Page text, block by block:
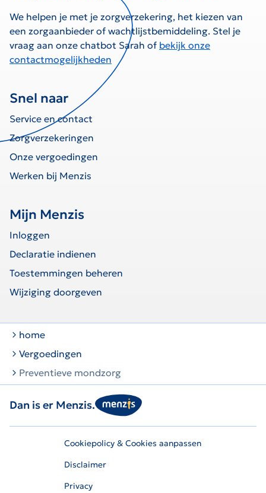
We helpen je met je zorgverzekering, het kiezen van
een zorgaanbieder of wachtlijstbemiddeling. Stel je
vraag aan onze chatbot Sarah of bekijk onze
contactmogelijkheden
Snel naar
Service en contact
Zorgverzekeringen
Onze vergoedingen
Werken bij Menzis
Mijn Menzis
Inloggen
Declaratie indienen
Toestemmingen beheren
Wijziging doorgeven
home
Vergoedingen
Preventieve mondzorg
Dan is er Menzis.
Cookiepolicy & Cookies aanpassen
Disclaimer
Privacy